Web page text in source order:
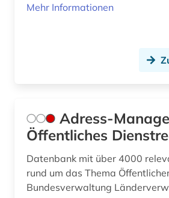
chemie (20)
china (17)
chinesen (1)
christentum (2)
Mehr Informationen
Adress-
Öffentliches
Datenbank mit über 4000
rund um das Thema
Bundesverwaltung Länderverwaltung